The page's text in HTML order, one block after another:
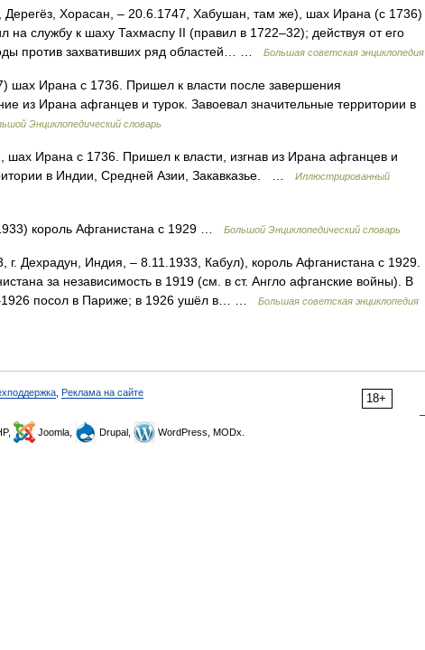
Хорасан, ‒ 20.6.1747, Хабушан, там же), шах Ирана (с 1736)
службу к шаху Тахмаспу II (правил в 1722‒32); действуя от его
против захвативших ряд областей… …
Большая советская энциклопедия
шах Ирана с 1736. Пришел к власти после завершения
из Ирана афганцев и турок. Завоевал значительные территории в
Энциклопедический словарь
Ирана с 1736. Пришел к власти, изгнав из Ирана афганцев и
в Индии, Средней Азии, Закавказье. …
Иллюстрированный
король Афганистана с 1929 … Большой Энциклопедический словарь
г. Дехрадун, Индия, ‒ 8.11.1933, Кабул), король Афганистана с 1929.
за независимость в 1919 (см. в ст. Англо афганские войны). В
посол в Париже; в 1926 ушёл в… …
Большая советская энциклопедия
18+
Реклама на сайте
Joomla, Drupal, WordPress, MODx.